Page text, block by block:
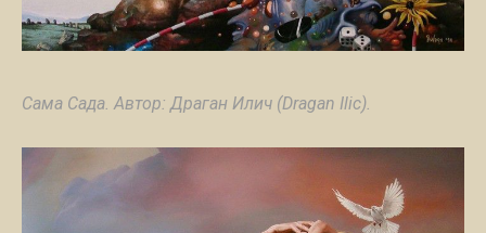
Сама Сада. Автор: Драган Илич (Dragan Ilic).